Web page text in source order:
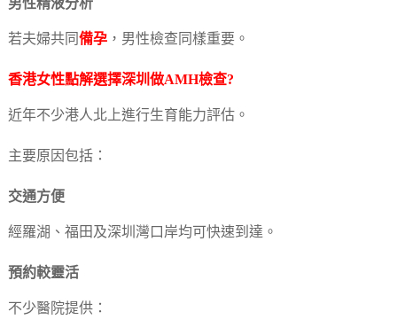
男性精液分析
若夫婦共同 備孕，男性檢查同樣重要。
香港女性點解選擇深圳做AMH檢查?
近年不少港人北上進行生育能力評估。
主要原因包括：
交通方便
經羅湖、福田及深圳灣口岸均可快速到達。
預約較靈活
不少醫院提供：